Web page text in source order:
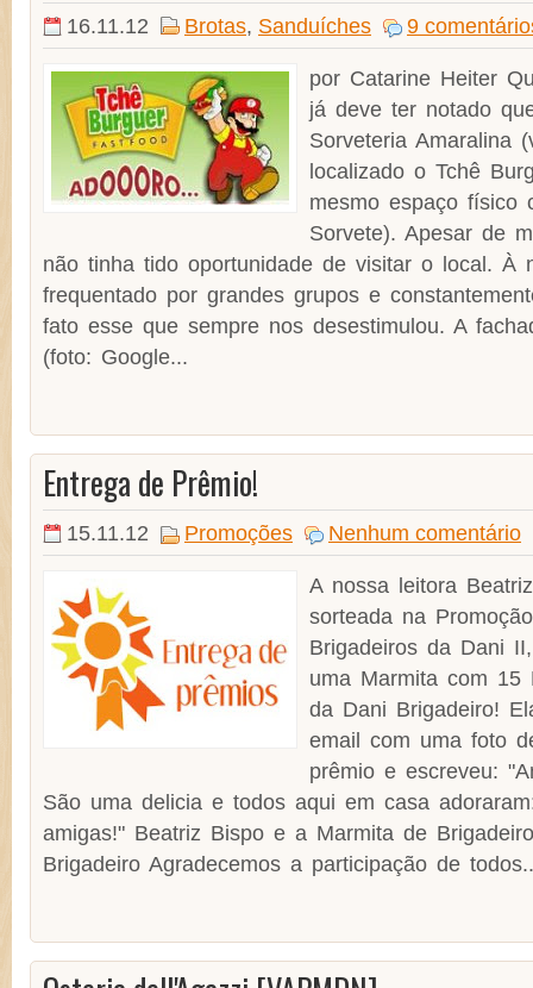
16.11.12 Brotas, Sanduíches 9
por Catarine Heiter
já deve ter notado
Sorveteria Amaralina
localizado o Tchê
mesmo espaço físico
Sorvete). Apesar de
não tinha tido oportunidade de visitar o local. À
frequentado por grandes grupos e
fato esse que sempre nos desestimulou. A
(foto: Google...
Entrega de Prêmio!
15.11.12 Promoções Nenhum comentário
A nossa leitora
sorteada na
Brigadeiros da Dani
uma Marmita com 15
da Dani Brigadeiro!
email com uma foto
prêmio e escreveu:
São uma delicia e todos aqui em casa
amigas!" Beatriz Bispo e a Marmita de
Brigadeiro Agradecemos a participação de